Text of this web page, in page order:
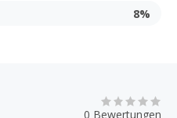
8%
0 Bewertungen